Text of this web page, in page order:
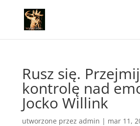
Rusz się. Przejmij
kontrolę nad
Jocko Willink
utworzone przez admin | mar 11,